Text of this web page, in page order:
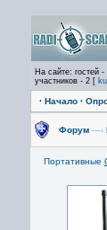
На сайте: гостей -
участников - 2 [
· Начало ·
Форум —›
Портативные